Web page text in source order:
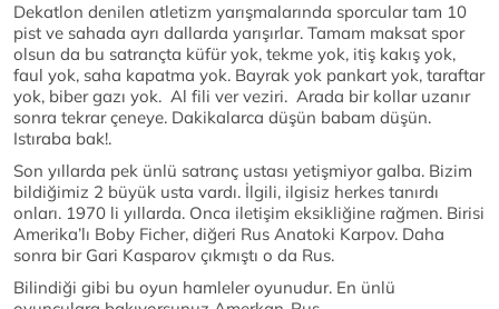
Dekatlon denilen atletizm yarışmalarında sporcular tam 10
pist ve sahada ayrı dallarda yarışırlar. Tamam maksat spor
olsun da bu satrançta küfür yok, tekme yok, itiş kakış yok,
faul yok, saha kapatma yok. Bayrak yok pankart yok, taraftar
yok, biber gazı yok. Al fili ver veziri. Arada bir kollar uzanır
sonra tekrar çeneye. Dakikalarca düşün babam düşün.
Istıraba bak!.
Son yıllarda pek ünlü satranç ustası yetişmiyor galba. Bizim
bildiğimiz 2 büyük usta vardı. İlgili, ilgisiz herkes tanırdı
onları. 1970 li yıllarda. Onca iletişim eksikliğine rağmen. Birisi
Amerika’lı Boby Ficher, diğeri Rus Anatoki Karpov. Daha
sonra bir Gari Kasparov çıkmıştı o da Rus.
Bilindiği gibi bu oyun hamleler oyunudur. En ünlü